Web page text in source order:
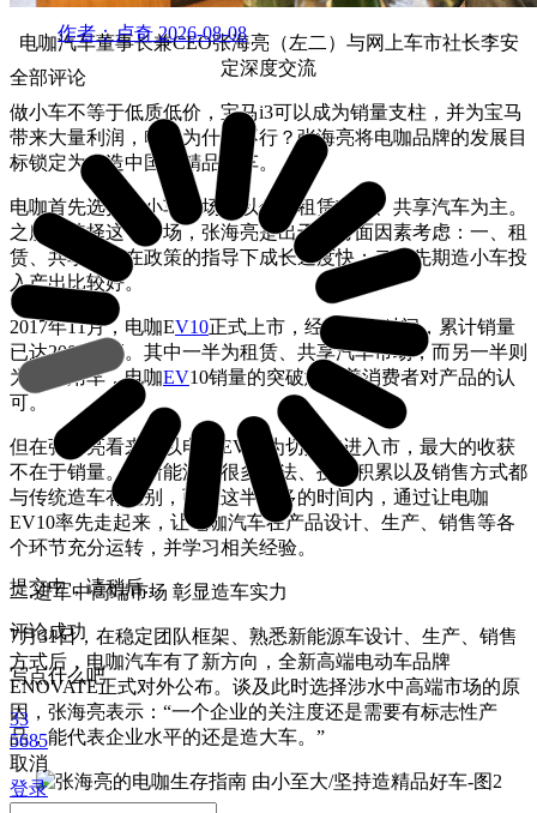
电咖汽车董事长兼CEO张海亮（左二）与网上车市社长李安
定深度交流
做小车不等于低质低价，宝马i3可以成为销量支柱，并为宝马
带来大量利润，电咖为什么不行？张海亮将电咖品牌的发展目
标锁定为：造中国的精品小车。
电咖首先选择了小车市场，以分时租赁市场、共享汽车为主。
之所以选择这一市场，张海亮是出于两方面因素考虑：一、租
赁、共享市场在政策的指导下成长速度快；二、先期造小车投
入产出比较好。
2017年11月，电咖EV10正式上市，经过半年时间，累计销量
已达2000余辆。其中一半为租赁、共享汽车市场，而另一半则
为私家用车，电咖EV10销量的突破意味着消费者对产品的认
可。
但在张海亮看来，以电咖EV10为切入点进入市，最大的收获
不在于销量。做新能源车很多想法、技术积累以及销售方式都
与传统造车有差别，而在这半年多的时间内，通过让电咖
EV10率先走起来，让电咖汽车在产品设计、生产、销售等各
个环节充分运转，并学习相关经验。
二.进军中高端市场 彰显造车实力
7月31日，在稳定团队框架、熟悉新能源车设计、生产、销售
方式后，电咖汽车有了新方向，全新高端电动车品牌
ENOVATE正式对外公布。谈及此时选择涉水中高端市场的原
因，张海亮表示：“一个企业的关注度还是需要有标志性产
品，能代表企业水平的还是造大车。”
作者：卢奇 2026-08-08
全部评论
提交中，请稍后...
评论成功
写点什么吧
33
5685
取消
登录